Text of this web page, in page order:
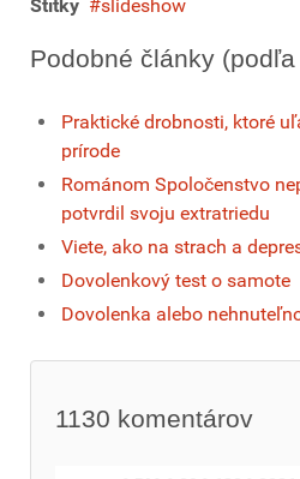
Štítky slideshow
Podobné články
Praktické drobnosti, ktoré
prírode
Románom Spoločenstvo
potvrdil svoju extratriedu
Viete, ako na strach a
Dovolenkový test o samote
Dovolenka alebo
1130 komentárov